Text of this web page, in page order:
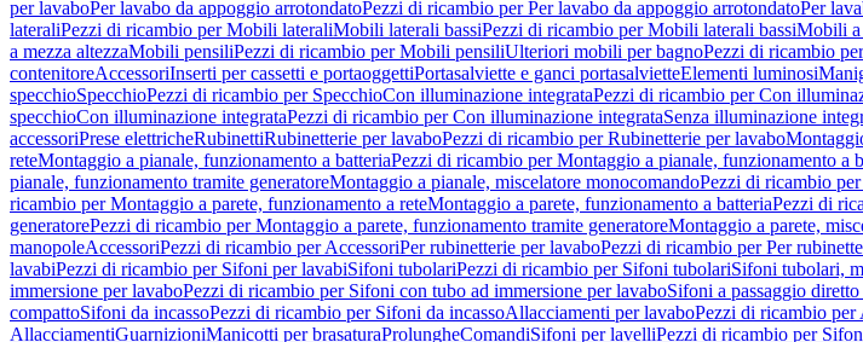
per lavaboPer lavabo da appoggio arrotondatoPezzi di ricambio per Per lavabo da appoggio arrotondatoPer
lateraliPezzi di ricambio per Mobili lateraliMobili laterali bassiPezzi di ricambio per Mobili laterali bassiMobili a
a mezza altezzaMobili pensiliPezzi di ricambio per Mobili pensiliUlteriori mobili per bagnoPezzi di ricambio
contenitoreAccessoriInserti per cassetti e portaoggettiPortasalviette e ganci portasalvietteElementi luminosi
specchioSpecchioPezzi di ricambio per SpecchioCon illuminazione integrataPezzi di ricambio per Con
specchioCon illuminazione integrataPezzi di ricambio per Con illuminazione integrataSenza illuminazione
accessoriPrese elettricheRubinettiRubinetterie per lavaboPezzi di ricambio per Rubinetterie per lavabo
reteMontaggio a pianale, funzionamento a batteriaPezzi di ricambio per Montaggio a pianale, funzionamento a
pianale, funzionamento tramite generatoreMontaggio a pianale, miscelatore monocomandoPezzi di ricambio
ricambio per Montaggio a parete, funzionamento a reteMontaggio a parete, funzionamento a batteriaPezzi di
generatorePezzi di ricambio per Montaggio a parete, funzionamento tramite generatoreMontaggio a parete,
manopoleAccessoriPezzi di ricambio per AccessoriPer rubinetterie per lavaboPezzi di ricambio per Per
lavabiPezzi di ricambio per Sifoni per lavabiSifoni tubolariPezzi di ricambio per Sifoni tubolariSifoni tubolari,
immersione per lavaboPezzi di ricambio per Sifoni con tubo ad immersione per lavaboSifoni a passaggio
compattoSifoni da incassoPezzi di ricambio per Sifoni da incassoAllacciamenti per lavaboPezzi di ricambio
AllacciamentiGuarnizioniManicotti per brasaturaProlungheComandiSifoni per lavelliPezzi di ricambio per